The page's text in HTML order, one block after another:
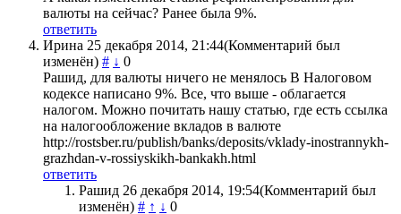
валюты на сейчас? Ранее была 9%.
ответить
Ирина 25 декабря 2014, 21:44(Комментарий был
изменён) # ↓ 0
Рашид, для валюты ничего не менялось В Налоговом
кодексе написано 9%. Все, что выше - облагается
налогом. Можно почитать нашу статью, где есть ссылка
на налогообложение вкладов в валюте
http://rostsber.ru/publish/banks/deposits/vklady-inostrannykh-
grazhdan-v-rossiyskikh-bankakh.html
ответить
Рашид 26 декабря 2014, 19:54(Комментарий был
изменён) # ↑ ↓ 0